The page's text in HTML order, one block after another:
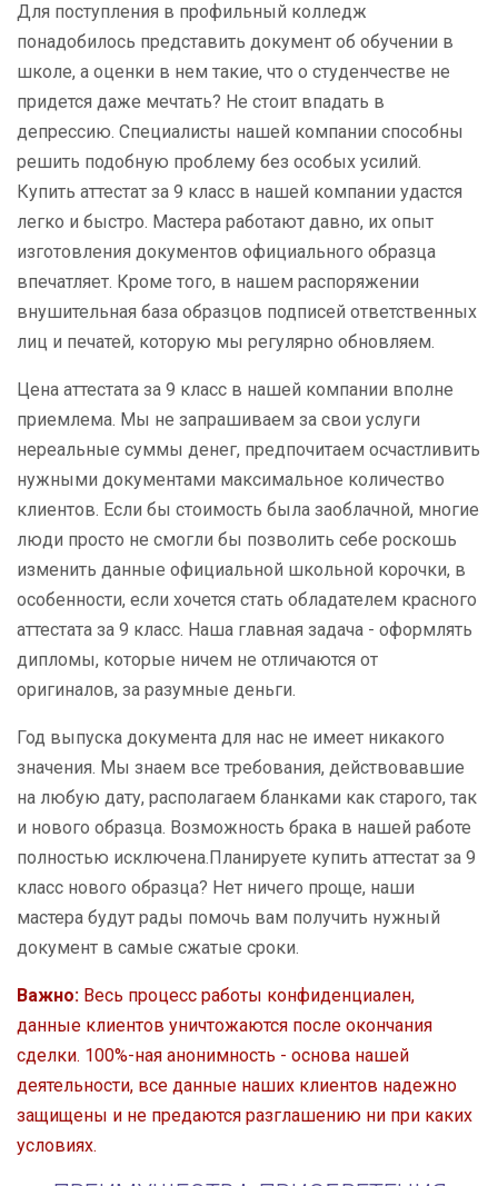
Для поступления в профильный колледж
понадобилось представить документ об обучении в
школе, а оценки в нем такие, что о студенчестве не
придется даже мечтать? Не стоит впадать в
депрессию. Специалисты нашей компании способны
решить подобную проблему без особых усилий.
Купить аттестат за 9 класс в нашей компании удастся
легко и быстро. Мастера работают давно, их опыт
изготовления документов официального образца
впечатляет. Кроме того, в нашем распоряжении
внушительная база образцов подписей ответственных
лиц и печатей, которую мы регулярно обновляем.
Цена аттестата за 9 класс в нашей компании вполне
приемлема. Мы не запрашиваем за свои услуги
нереальные суммы денег, предпочитаем осчастливить
нужными документами максимальное количество
клиентов. Если бы стоимость была заоблачной, многие
люди просто не смогли бы позволить себе роскошь
изменить данные официальной школьной корочки, в
особенности, если хочется стать обладателем красного
аттестата за 9 класс. Наша главная задача - оформлять
дипломы, которые ничем не отличаются от
оригиналов, за разумные деньги.
Год выпуска документа для нас не имеет никакого
значения. Мы знаем все требования, действовавшие
на любую дату, располагаем бланками как старого, так
и нового образца. Возможность брака в нашей работе
полностью исключена.Планируете купить аттестат за 9
класс нового образца? Нет ничего проще, наши
мастера будут рады помочь вам получить нужный
документ в самые сжатые сроки.
Важно: Весь процесс работы конфиденциален,
данные клиентов уничтожаются после окончания
сделки. 100%-ная анонимность - основа нашей
деятельности, все данные наших клиентов надежно
защищены и не предаются разглашению ни при каких
условиях.